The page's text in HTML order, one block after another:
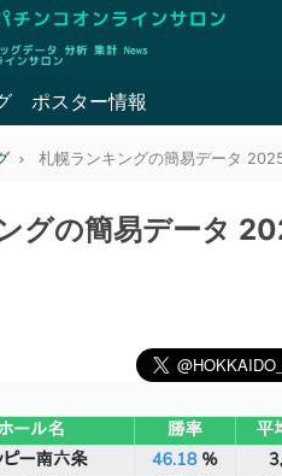
ポスター情報
札幌ランキングの簡易データ
グの簡易データ